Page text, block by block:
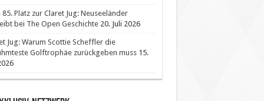
85. Platz zur Claret Jug: Neuseeländer
bei The Open Geschichte 20. Juli 2026
Jug: Warum Scottie Scheffler die
Golftrophäe zurückgeben muss 15.